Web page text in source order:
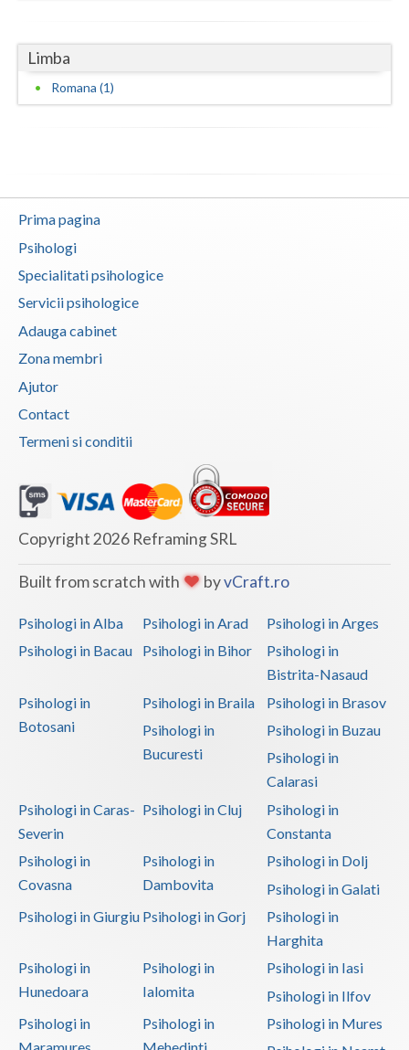
Limba
Romana (1)
Prima pagina
Psihologi
Specialitati psihologice
Servicii psihologice
Adauga cabinet
Zona membri
Ajutor
Contact
Termeni si conditii
Copyright 2026 Reframing SRL
Built from scratch with byvCraft.ro
Psihologi in Alba Psihologi in Arad
Psihologi in Arges
Psihologi in Bacau
Psihologi in Bihor
Psihologi in
Bistrita-Nasaud
Psihologi in
Botosani
Psihologi in Braila
Psihologi in Brasov
Psihologi in
Bucuresti
Psihologi in Buzau
Psihologi in
Calarasi
Psihologi in Caras-
Severin
Psihologi in Cluj
Psihologi in
Constanta
Psihologi in
Covasna
Psihologi in
Dambovita
Psihologi in Dolj
Psihologi in Galati
Psihologi in Giurgiu Psihologi in Gorj
Psihologi in
Harghita
Psihologi in
Hunedoara
Psihologi in
Ialomita
Psihologi in Iasi
Psihologi in Ilfov
Psihologi in
Psihologi in
Psihologi in Mures